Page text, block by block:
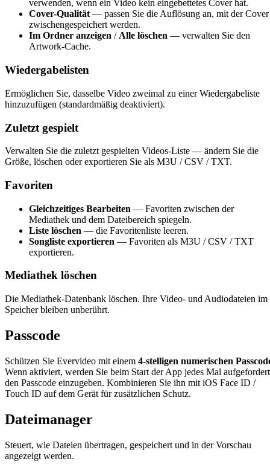
verwenden, wenn ein Video kein eingebettetes Cover hat.
Cover-Qualität— passen Sie die Auflösung an, mit der Cover
zwischengespeichert werden.
Im Ordner anzeigen /Alle löschen — verwalten Sie den
Artwork-Cache.
Wiedergabelisten
Ermöglichen Sie, dasselbe Video zweimal zu einer Wiedergabeliste
hinzuzufügen (standardmäßig deaktiviert).
Zuletzt gespielt
Verwalten Sie die zuletzt gespielten Videos-Liste — ändern Sie die
Größe, löschen oder exportieren Sie als M3U / CSV / TXT.
Favoriten
Gleichzeitiges Bearbeiten — Favoriten zwischen der
Mediathek und dem Dateibereich spiegeln.
Liste löschen — die Favoritenliste leeren.
Songliste exportieren — Favoriten als M3U / CSV / TXT
exportieren.
Mediathek löschen
Die Mediathek-Datenbank löschen. Ihre Video- und Audiodateien im
Speicher bleiben unberührt.
Passcode
Schützen Sie Evervideo mit einem 4-stelligen numerischen
Wenn aktiviert, werden Sie beim Start der App jedes Mal
den Passcode einzugeben. Kombinieren Sie ihn mit iOS Face ID /
Touch ID auf dem Gerät für zusätzlichen Schutz.
Dateimanager
Steuert, wie Dateien übertragen, gespeichert und in der Vorschau
angezeigt werden.